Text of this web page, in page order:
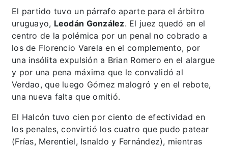
El partido tuvo un párrafo aparte para el árbitro
uruguayo, Leodán González. El juez quedó en el
centro de la polémica por un penal no cobrado a
los de Florencio Varela en el complemento, por
una insólita expulsión a Brian Romero en el alargue
y por una pena máxima que le convalidó al
Verdao, que luego Gómez malogró y en el rebote,
una nueva falta que omitió.
El Halcón tuvo cien por ciento de efectividad en
los penales, convirtió los cuatro que pudo patear
(Frías, Merentiel, Isnaldo y Fernández), mientras